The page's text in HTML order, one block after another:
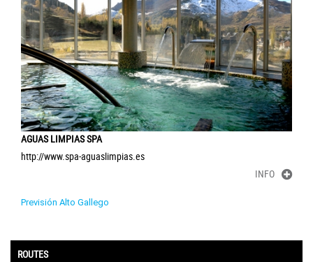
AGUAS LIMPIAS SPA
http://www.spa-aguaslimpias.es
INFO
Previsión Alto Gallego
ROUTES